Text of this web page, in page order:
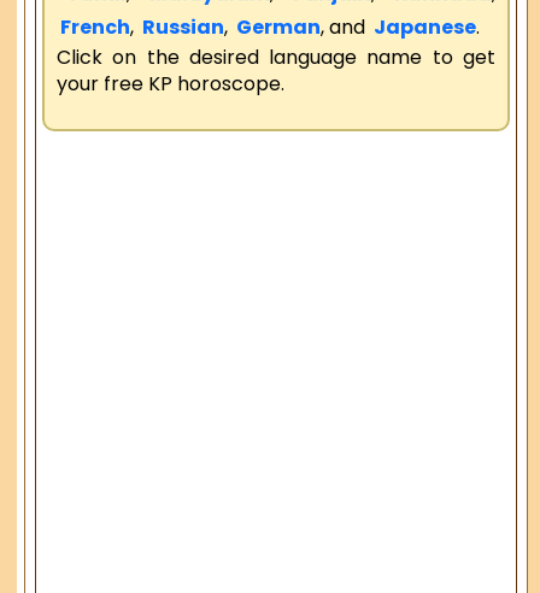
French, Russian, German, and Japanese.
Click on the desired language name to get
your free KP horoscope.